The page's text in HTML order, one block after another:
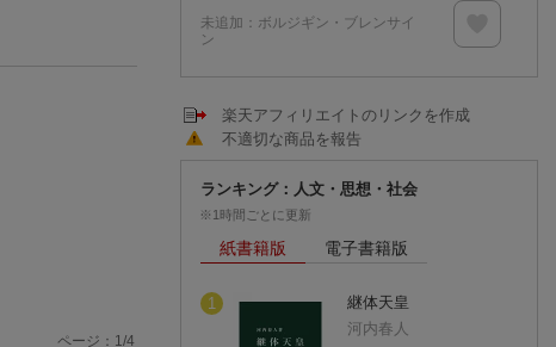
ページ： 1 /4
未追加： ボルジギン・ブレンサイ
ン
楽天アフィリエイトのリンクを作成
不適切な商品を報告
ランキング：人文・思想・社会
※1時間ごとに更新
紙書籍版 電子書籍版
1
継体天皇
河内春人